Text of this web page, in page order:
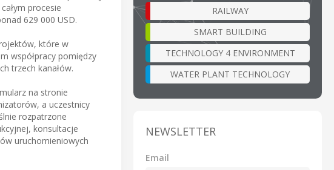
procesie
629 000 USD.
które w
współpracy pomiędzy
trzech kanałów.
na stronie
a uczestnicy
rozpatrzone
konsultacje
uruchomieniowych
RAILWAY
SMART BUILDING
TECHNOLOGY 4 ENVIRONMENT
WATER PLANT TECHNOLOGY
NEWSLETTER
Email